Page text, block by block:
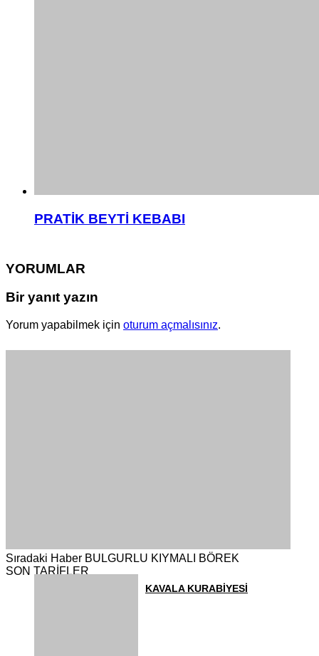
PRATİK BEYTİ KEBABI
YORUMLAR
Bir yanıt yazın
Yorum yapabilmek için oturum açmalısınız.
Sıradaki Haber BULGURLU KIYMALI BÖREK
SON TARİFLER
KAVALA KURABİYESİ